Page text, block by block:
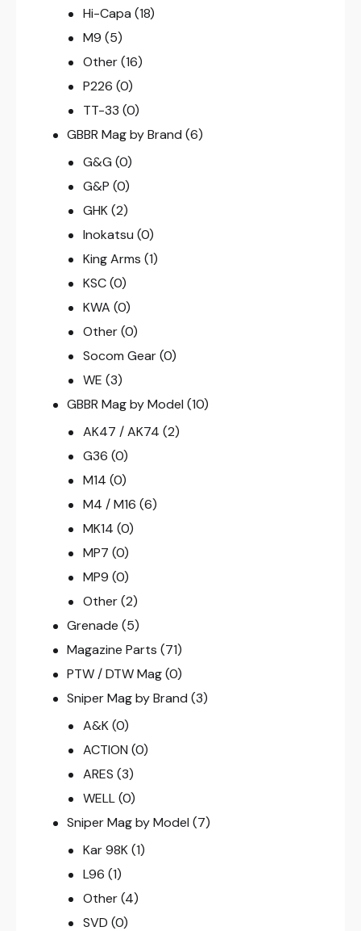
Hi-Capa (18)
M9 (5)
Other (16)
P226 (0)
TT-33 (0)
GBBR Mag by Brand (6)
G&G (0)
G&P (0)
GHK (2)
Inokatsu (0)
King Arms (1)
KSC (0)
KWA (0)
Other (0)
Socom Gear (0)
WE (3)
GBBR Mag by Model (10)
AK47 / AK74 (2)
G36 (0)
M14 (0)
M4 / M16 (6)
MK14 (0)
MP7 (0)
MP9 (0)
Other (2)
Grenade (5)
Magazine Parts (71)
PTW / DTW Mag (0)
Sniper Mag by Brand (3)
A&K (0)
ACTION (0)
ARES (3)
WELL (0)
Sniper Mag by Model (7)
Kar 98K (1)
L96 (1)
Other (4)
SVD (0)